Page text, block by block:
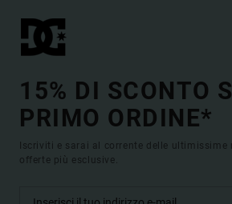
15% DI SCONTO
PRIMO ORDINE*
Iscriviti e sarai al corrente delle ultimissime
offerte più esclusive.